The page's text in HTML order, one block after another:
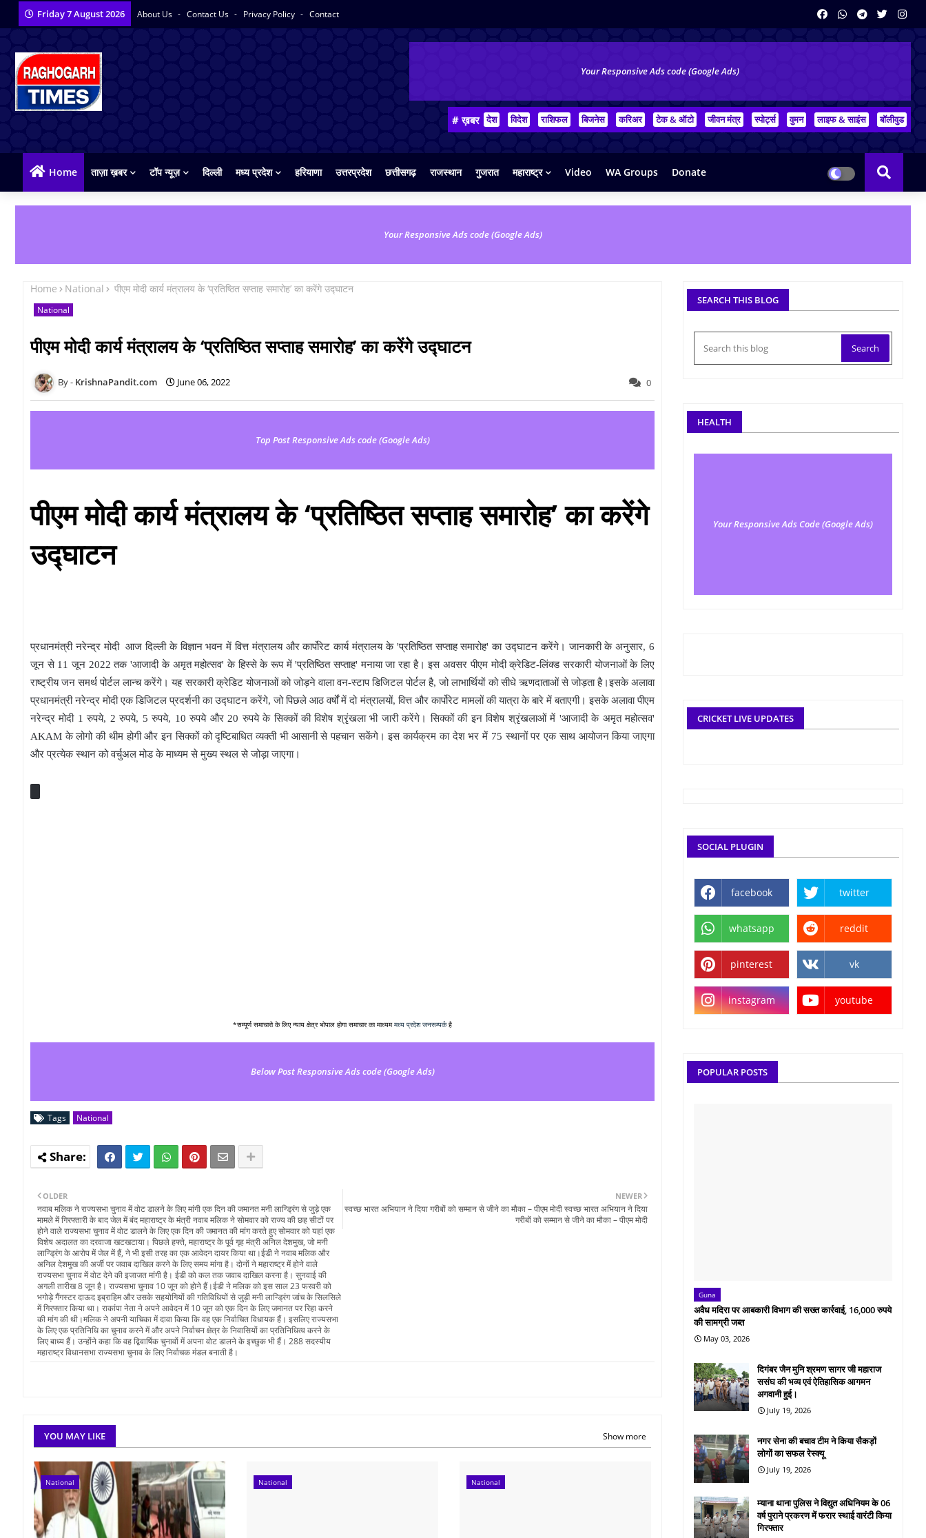
Friday 7 August 2026 About Us Contact Us Privacy Policy Contact
Your Responsive Ads code (Google Ads)
# ख़बर देश विदेश राशिफल बिजनेस करिअर टेक & ऑटो जीवन मंत्र स्पोर्ट्स वुमन लाइफ & साइंस बॉलीवुड
Home ताज़ा ख़बर टॉप न्यूज़ दिल्ली मध्य प्रदेश हरियाणा उत्तरप्रदेश छत्तीसगढ़ राजस्थान गुजरात महाराष्ट्र Video WA Groups Donate
Your Responsive Ads code (Google Ads)
Home National पीएम मोदी कार्य मंत्रालय के ‘प्रतिष्ठित सप्ताह समारोह’ का करेंगे उद्घाटन
National
पीएम मोदी कार्य मंत्रालय के ‘प्रतिष्ठित सप्ताह समारोह’ का करेंगे उद्घाटन
KrishnaPandit.com June 06, 2022 0
Top Post Responsive Ads code (Google Ads)
पीएम मोदी कार्य मंत्रालय के ‘प्रतिष्ठित सप्ताह समारोह’ का करेंगे
उद्घाटन
प्रधानमंत्री नरेन्द्र मोदी आज दिल्ली के विज्ञान भवन में वित्त मंत्रालय और कार्पोरेट कार्य मंत्रालय के 'प्रतिष्ठित सप्ताह समारोह' का उद्घाटन करेंगे। जानकारी के अनुसार, 6
जून से 11 जून 2022 तक 'आजादी के अमृत महोत्सव' के हिस्से के रूप में 'प्रतिष्ठित सप्ताह' मनाया जा रहा है। इस अवसर पीएम मोदी क्रेडिट-लिंक्ड सरकारी योजनाओं के लिए
राष्ट्रीय जन समर्थ पोर्टल लान्च करेंगे। यह सरकारी क्रेडिट योजनाओं को जोड़ने वाला वन-स्टाप डिजिटल पोर्टल है, जो लाभार्थियों को सीधे ऋणदाताओं से जोड़ता है।इसके अलावा
प्रधानमंत्री नरेन्द्र मोदी एक डिजिटल प्रदर्शनी का उद्घाटन करेंगे, जो पिछले आठ वर्षों में दो मंत्रालयों, वित्त और कार्पोरेट मामलों की यात्रा के बारे में बताएगी। इसके अलावा पीएम
नरेन्द्र मोदी 1 रुपये, 2 रुपये, 5 रुपये, 10 रुपये और 20 रुपये के सिक्कों की विशेष श्रृंखला भी जारी करेंगे। सिक्कों की इन विशेष श्रृंखलाओं में 'आजादी के अमृत महोत्सव'
AKAM के लोगो की थीम होगी और इन सिक्कों को दृष्टिबाधित व्यक्ती भी आसानी से पहचान सकेंगे। इस कार्यक्रम का देश भर में 75 स्थानों पर एक साथ आयोजन किया जाएगा
और प्रत्येक स्थान को वर्चुअल मोड के माध्यम से मुख्य स्थल से जोड़ा जाएगा।
*सम्पूर्ण समाचारो के लिए न्याय क्षेत्र भोपाल होगा समाचार का माध्यममध्य प्रदेश जनसम्पर्कहै
Below Post Responsive Ads code (Google Ads)
Tags National
NEWER
स्वच्छ भारत अभियान ने दिया गरीबों को सम्मान से जीने का मौका – पीएम मोदी स्वच्छ भारत अभियान ने दिया
गरीबों को सम्मान से जीने का मौका – पीएम मोदी
OLDER
नवाब मलिक ने राज्यसभा चुनाव में वोट डालने के लिए मांगी एक दिन की जमानत मनी लान्ड्रिंग से जुड़े एक
मामले में गिरफ्तारी के बाद जेल में बंद महाराष्ट्र के मंत्री नवाब मलिक ने सोमवार को राज्य की छह सीटों पर
होने वाले राज्यसभा चुनाव में वोट डालने के लिए एक दिन की जमानत की मांग करते हुए सोमवार को यहां एक
विशेष अदालत का दरवाजा खटखटाया। पिछले हफ्ते, महाराष्ट्र के पूर्व गृह मंत्री अनिल देशमुख, जो मनी
लान्ड्रिंग के आरोप में जेल में हैं, ने भी इसी तरह का एक आवेदन दायर किया था।ईडी ने नवाब मलिक और
अनिल देशमुख की अर्जी पर जवाब दाखिल करने के लिए समय मांगा है। दोनों ने महाराष्ट्र में होने वाले
राज्यसभा चुनाव में वोट देने की इजाजत मांगी है। ईडी को कल तक जवाब दाखिल करना है। सुनवाई की
अगली तारीख 8 जून है। राज्यसभा चुनाव 10 जून को होने हैं।ईडी ने मलिक को इस साल 23 फरवरी को
भगोड़े गैंगस्टर दाऊद इब्राहिम और उसके सहयोगियों की गतिविधियों से जुड़ी मनी लान्ड्रिंग जांच के सिलसिले
में गिरफ्तार किया था। राकांपा नेता ने अपने आवेदन में 10 जून को एक दिन के लिए जमानत पर रिहा करने
की मांग की थी।मलिक ने अपनी याचिका में दावा किया कि वह एक निर्वाचित विधायक हैं। इसलिए राज्यसभा
के लिए एक प्रतिनिधि का चुनाव करने में और अपने निर्वाचन क्षेत्र के निवासियों का प्रतिनिधित्व करने के
लिए बाध्य हैं। उन्होंने कहा कि वह द्विवार्षिक चुनावों में अपना वोट डालने के इच्छुक भी हैं। 288 सदस्यीय
महाराष्ट्र विधानसभा राज्यसभा चुनाव के लिए निर्वाचक मंडल बनाती है।
YOU MAY LIKE Show more
National National National
SEARCH THIS BLOG
HEALTH
Your Responsive Ads Code (Google Ads)
CRICKET LIVE UPDATES
SOCIAL PLUGIN
facebook twitter
whatsapp reddit
pinterest vk
instagram youtube
POPULAR POSTS
Guna
अवैध मदिरा पर आबकारी विभाग की सख्त कार्रवाई, 16,000 रुपये
की सामग्री जब्त
May 03, 2026
दिगंबर जैन मुनि श्रमण सागर जी महाराज
ससंघ की भव्य एवं ऐतिहासिक आगमन
अगवानी हुई।
July 19, 2026
नगर सेना की बचाव टीम ने किया सैकड़ों
लोगों का सफल रेस्क्यू
July 19, 2026
म्याना थाना पुलिस ने विद्युत अधिनियम के 06
वर्ष पुराने प्रकरण में फरार स्थाई वारंटी किया
गिरफ्तार